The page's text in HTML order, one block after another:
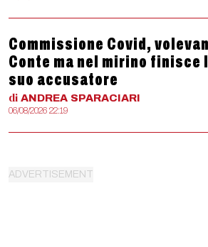
Commissione Covid,
Conte ma nel mirino finisce
suo accusatore
di ANDREA SPARACIARI
06/08/2026 22:19